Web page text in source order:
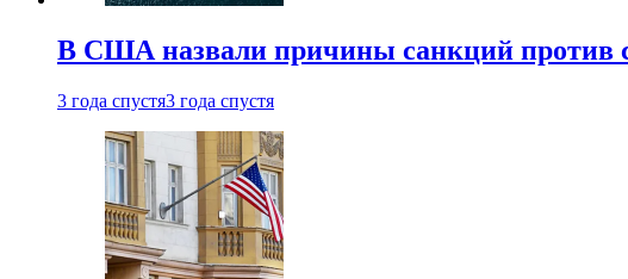
В США назвали причины санкций против
3 года спустя3 года спустя